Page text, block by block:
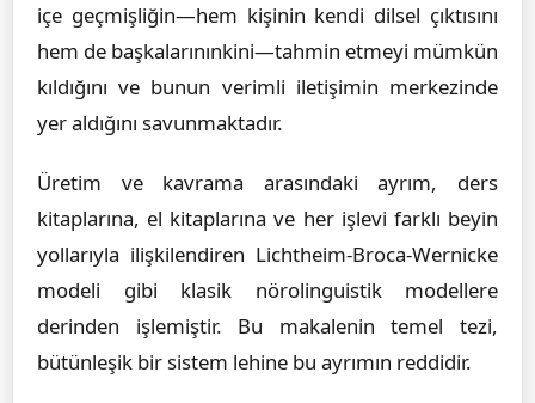
içe geçmişliğin—hem kişinin kendi dilsel çıktısını
hem de başkalarınınkini—tahmin etmeyi mümkün
kıldığını ve bunun verimli iletişimin merkezinde
yer aldığını savunmaktadır.
Üretim ve kavrama arasındaki ayrım, ders
kitaplarına, el kitaplarına ve her işlevi farklı beyin
yollarıyla ilişkilendiren Lichtheim-Broca-Wernicke
modeli gibi klasik nörolinguistik modellere
derinden işlemiştir. Bu makalenin temel tezi,
bütünleşik bir sistem lehine bu ayrımın reddidir.